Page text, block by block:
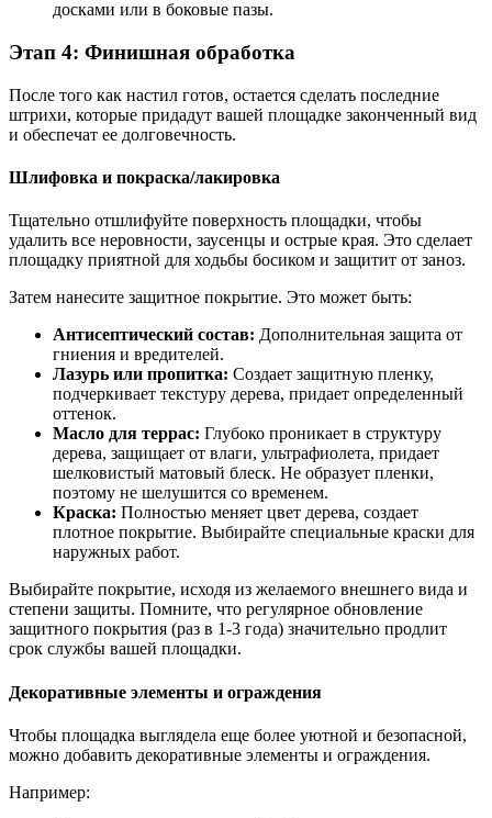
досками или в боковые пазы.
Этап 4: Финишная обработка
После того как настил готов, остается сделать последние
штрихи, которые придадут вашей площадке законченный вид
и обеспечат ее долговечность.
Шлифовка и покраска/лакировка
Тщательно отшлифуйте поверхность площадки, чтобы
удалить все неровности, заусенцы и острые края. Это сделает
площадку приятной для ходьбы босиком и защитит от заноз.
Затем нанесите защитное покрытие. Это может быть:
Антисептический состав: Дополнительная защита от
гниения и вредителей.
Лазурь или пропитка: Создает защитную пленку,
подчеркивает текстуру дерева, придает определенный
оттенок.
Масло для террас: Глубоко проникает в структуру
дерева, защищает от влаги, ультрафиолета, придает
шелковистый матовый блеск. Не образует пленки,
поэтому не шелушится со временем.
Краска: Полностью меняет цвет дерева, создает
плотное покрытие. Выбирайте специальные краски для
наружных работ.
Выбирайте покрытие, исходя из желаемого внешнего вида и
степени защиты. Помните, что регулярное обновление
защитного покрытия (раз в 1-3 года) значительно продлит
срок службы вашей площадки.
Декоративные элементы и ограждения
Чтобы площадка выглядела еще более уютной и безопасной,
можно добавить декоративные элементы и ограждения.
Например: